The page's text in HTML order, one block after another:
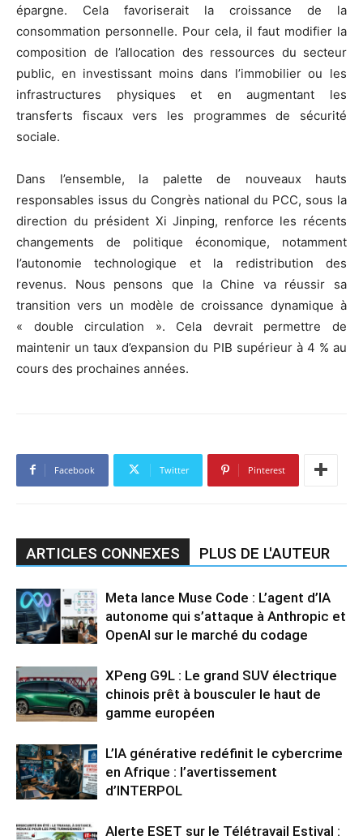
épargne. Cela favoriserait la croissance de la
consommation personnelle. Pour cela, il faut modifier la
composition de l’allocation des ressources du secteur
public, en investissant moins dans l’immobilier ou les
infrastructures physiques et en augmentant les
transferts fiscaux vers les programmes de sécurité
sociale.
Dans l’ensemble, la palette de nouveaux hauts
responsables issus du Congrès national du PCC, sous la
direction du président Xi Jinping, renforce les récents
changements de politique économique, notamment
l’autonomie technologique et la redistribution des
revenus. Nous pensons que la Chine va réussir sa
transition vers un modèle de croissance dynamique à
« double circulation ». Cela devrait permettre de
maintenir un taux d’expansion du PIB supérieur à 4 % au
cours des prochaines années.
Facebook Twitter Pinterest
ARTICLES CONNEXES PLUS DE L'AUTEUR
Meta lance Muse Code : L’agent d’IA
autonome qui s’attaque à Anthropic et
OpenAI sur le marché du codage
XPeng G9L : Le grand SUV électrique
chinois prêt à bousculer le haut de
gamme européen
L’IA générative redéfinit le cybercrime
en Afrique : l’avertissement
d’INTERPOL
Alerte ESET sur le Télétravail Estival :